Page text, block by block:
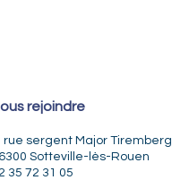
rejoindre
rue sergent Major Tiremberg
Sotteville-lès-Rouen
35 72 31 05